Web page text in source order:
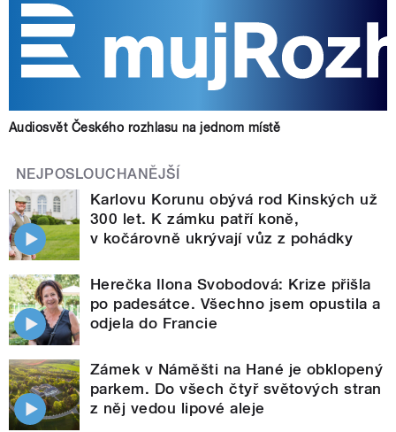
Audiosvět Českého rozhlasu na jednom místě
NEJPOSLOUCHANĚJŠÍ
Karlovu Korunu obývá rod Kinských už
300 let. K zámku patří koně,
v kočárovně ukrývají vůz z pohádky
Herečka Ilona Svobodová: Krize přišla
po padesátce. Všechno jsem opustila a
odjela do Francie
Zámek v Náměšti na Hané je obklopený
parkem. Do všech čtyř světových stran
z něj vedou lipové aleje